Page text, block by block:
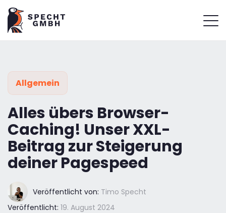
Allgemein
Alles übers Browser-
Caching! Unser XXL-
Beitrag zur Steigerung
deiner Pagespeed
Veröffentlicht von: Timo Specht
Veröffentlicht: 19. August 2024